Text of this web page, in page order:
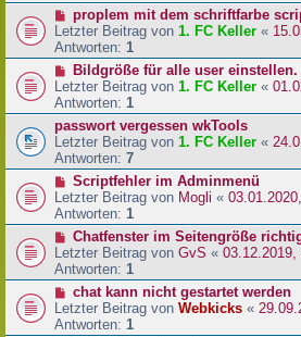
proplem mit dem schriftfarbe
Letzter Beitrag von 1. FC Keller «
Antworten: 1
Bildgröße für alle user einstellen.
Letzter Beitrag von 1. FC Keller «
Antworten: 1
passwort vergessen wkTools
Letzter Beitrag von 1. FC Keller «
Antworten: 7
Scriptfehler im Adminmenü
Letzter Beitrag von Mogli «
Antworten: 1
Chatfenster im Seitengröße
Letzter Beitrag von GvS « 03.12.2019,
Antworten: 1
chat kann nicht gestartet werden
Letzter Beitrag von Webkicks «
Antworten: 1